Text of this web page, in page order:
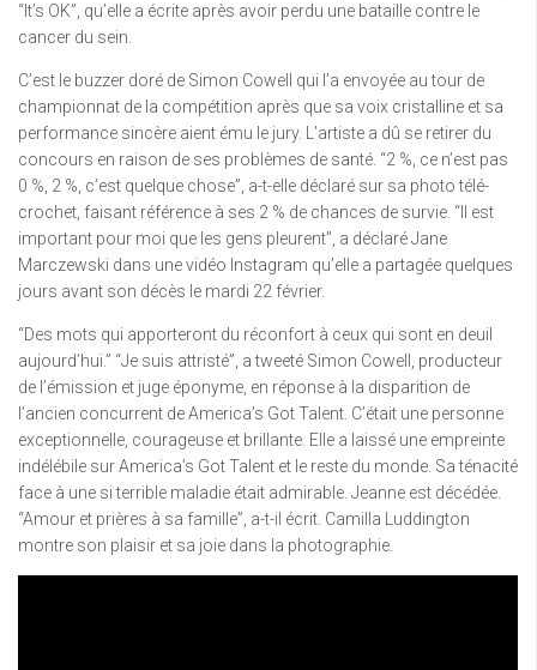
“It’s OK”, qu’elle a écrite après avoir perdu une bataille contre le
cancer du sein.
C’est le buzzer doré de Simon Cowell qui l’a envoyée au tour de
championnat de la compétition après que sa voix cristalline et sa
performance sincère aient ému le jury. L’artiste a dû se retirer du
concours en raison de ses problèmes de santé. “2 %, ce n’est pas
0 %, 2 %, c’est quelque chose”, a-t-elle déclaré sur sa photo télé-
crochet, faisant référence à ses 2 % de chances de survie. “Il est
important pour moi que les gens pleurent”, a déclaré Jane
Marczewski dans une vidéo Instagram qu’elle a partagée quelques
jours avant son décès le mardi 22 février.
“Des mots qui apporteront du réconfort à ceux qui sont en deuil
aujourd’hui.” “Je suis attristé”, a tweeté Simon Cowell, producteur
de l’émission et juge éponyme, en réponse à la disparition de
l’ancien concurrent de America’s Got Talent. C’était une personne
exceptionnelle, courageuse et brillante. Elle a laissé une empreinte
indélébile sur America’s Got Talent et le reste du monde. Sa ténacité
face à une si terrible maladie était admirable. Jeanne est décédée.
“Amour et prières à sa famille”, a-t-il écrit. Camilla Luddington
montre son plaisir et sa joie dans la photographie.